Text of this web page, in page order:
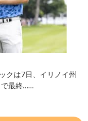
クは7日、イリノイ州
で最終……